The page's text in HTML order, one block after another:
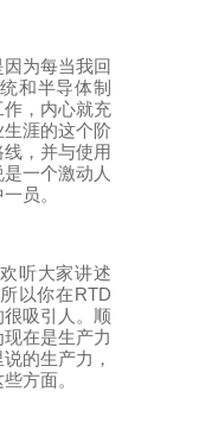
为每当我回
和半导体制
，内心就充
涯的这个阶
，并与使用
一个激动人
员。
听大家讲述
以你在RTD
吸引人。顺
在是生产力
的生产力，
方面。